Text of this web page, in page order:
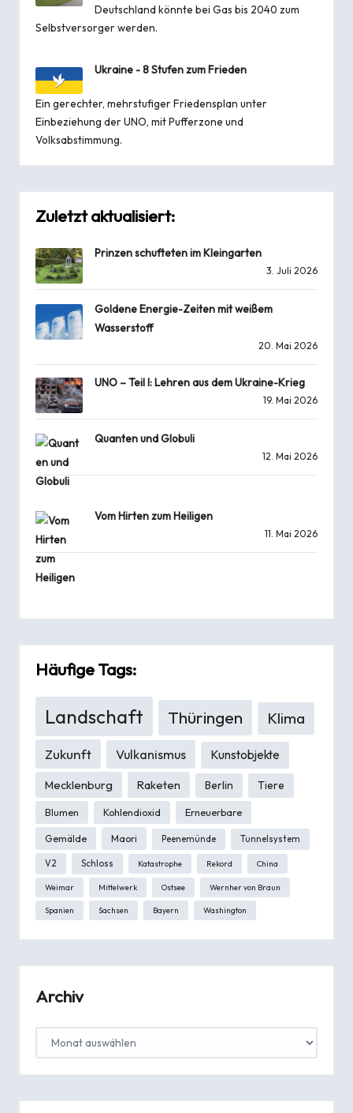
Deutschland könnte bei Gas bis 2040 zum
Selbstversorger werden.
Ukraine - 8 Stufen zum Frieden
Ein gerechter, mehrstufiger Friedensplan unter
Einbeziehung der UNO, mit Pufferzone und
Volksabstimmung.
Zuletzt aktualisiert:
Prinzen schufteten im Kleingarten
3. Juli 2026
Goldene Energie-Zeiten mit weißem
Wasserstoff
20. Mai 2026
UNO – Teil I: Lehren aus dem Ukraine-Krieg
19. Mai 2026
Quanten und Globuli
12. Mai 2026
Vom Hirten zum Heiligen
11. Mai 2026
Häufige Tags:
Landschaft Thüringen Klima
Zukunft Vulkanismus
Kunstobjekte
Mecklenburg
Raketen Berlin Tiere
Blumen Kohlendioxid Erneuerbare
Gemälde Maori Peenemünde Tunnelsystem
V2 Schloss Katastrophe Rekord China
Weimar Mittelwerk Ostsee Wernher von Braun
Spanien Sachsen Bayern Washington
Archiv